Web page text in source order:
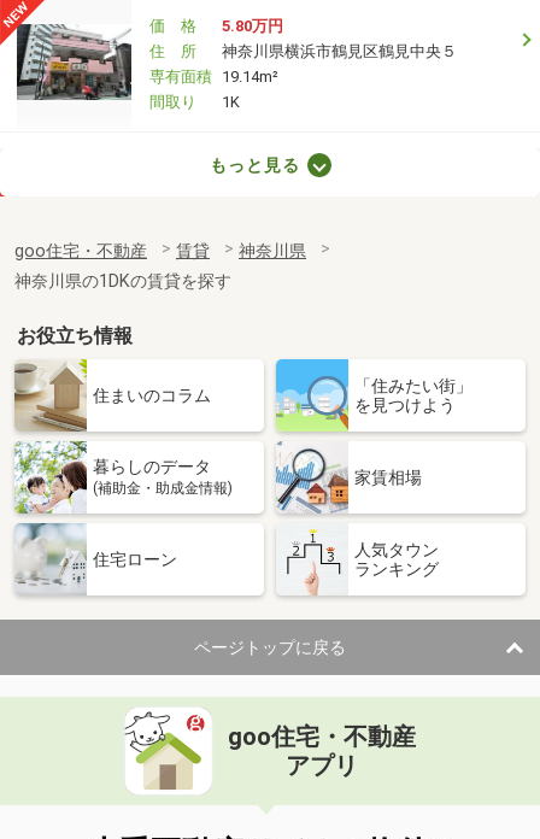
価 格
5.80万円
住 所
神奈川県横浜市鶴見区鶴見中央５
専有面積 19.14m²
間取り
1K
神奈川県横浜市神奈川区子安通３丁目
専有面積
60.61m²
間取り
3LDK
神奈川県川崎市中原区中丸子
価 格
神奈川県川崎市中原区中丸子
専有面積 20.44m²
間取り
神奈川県川崎市高津区末長１丁目
11.10万円
住 所
神奈川県川崎市高津区末長１丁目
専有面積 44.71m²
間取り
1LDK
神奈川県横浜市港南区日野４丁目
価 格
14.90万円
住 所
神奈川県横浜市港南区日野４丁目
専有面積 50.3m²
間取り
2LDK
もっと見る
goo住宅・不動産 賃貸
神奈川県
神奈川県の1DKの賃貸を探す
お役立ち情報
住まいのコラム
「住みたい街」
を見つけよう
暮らしのデータ
(補助金・助成金情報)
家賃相場
住宅ローン
人気タウン
ランキング
ページトップに戻る
goo住宅・不動産
アプリ